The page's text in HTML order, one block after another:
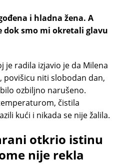
i hladna žena. A
dok smo mi okretali glavu
je radila izjavio je da Milena
povišicu niti slobodan dan,
ozbiljno narušeno.
čistila
kući i nikada se nije žalila.
otkrio istinu
nije rekla